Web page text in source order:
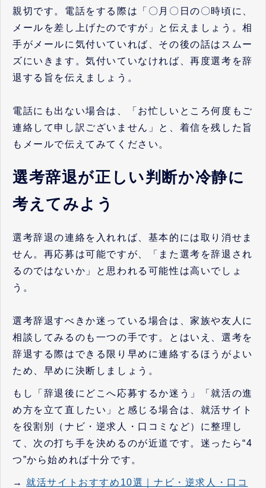
親切です。電話をする際は「〇月〇日の〇時頃に、
メールを差し上げたのですが」と伝えましょう。相
手がメールに気付いていれば、その後の話はスムー
ズにいきます。気付いていなければ、再度選考を辞
退する旨を伝えましょう。
電話にも出ない場合は、「お忙しいところ何度もご
連絡して申し訳ございません」と、着信を残した旨
もメールで伝えてみてください。
選考辞退が正しい判断か冷静に
考えてみよう
選考辞退の連絡を入れれば、基本的には取り消せま
せん。再応募は可能ですが、「また選考を辞退され
るのではないか」と思われる可能性は高いでしょ
う。
選考辞退すべきか迷っている場合は、家族や友人に
相談してみるのも一つの手です。とはいえ、選考を
辞退する際はできる限り早めに連絡するほうがよい
ため、早めに決断しましょう。
もし「辞退後にどこへ応募するか迷う」「就活の進
め方を立て直したい」と感じる場合は、就活サイト
を役割別（ナビ・逆求人・口コミなど）に整理し
て、次の打ち手を決めるのが近道です。迷ったら“4
つ”から始めれば十分です。
→ 就活サイトおすすめ10選｜ナビ・逆求人・口コ